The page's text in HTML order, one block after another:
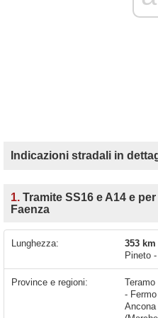
Indicazioni stradali in
1. Tramite SS16 e A14 e
Faenza
Lunghezza: 353 km
Pineto
Province e regioni:
-
Ancona